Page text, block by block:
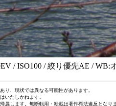
/ ISO100 / 絞り優先AE / WB:
り、現状では異なる可能性があります。
いたしかねます。
属します。無断転用・転載は著作権法違反とな